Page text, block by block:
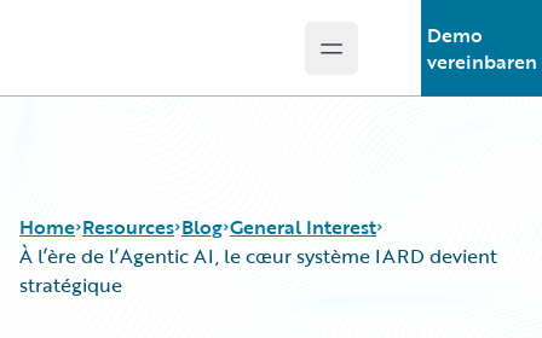
Open main menu
Demo
vereinbaren
Home Resources Blog General Interest
À l’ère de l’Agentic AI, le cœur système IARD devient
stratégique